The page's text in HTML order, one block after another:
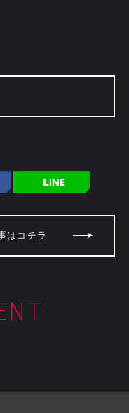
はコチラ